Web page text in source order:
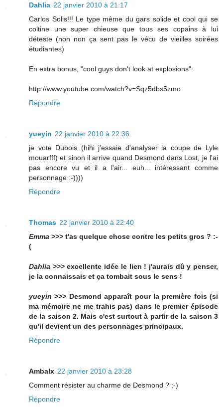
Dahlia 22 janvier 2010 à 21:17
Carlos Solis!!! Le type même du gars solide et cool qui se
coltine une super chieuse que tous ses copains à lui
déteste (non non ça sent pas le vécu de vieilles soirées
étudiantes)
En extra bonus, "cool guys don't look at explosions":
http://www.youtube.com/watch?v=Sqz5dbs5zmo
Répondre
yueyin 22 janvier 2010 à 22:36
je vote Dubois (hihi j'essaie d'analyser la coupe de Lyle
mouarfff) et sinon il arrive quand Desmond dans Lost, je l'ai
pas encore vu et il a l'air... euh... intéressant comme
personnage :-))))
Répondre
Thomas 22 janvier 2010 à 22:40
Emma >>> t'as quelque chose contre les petits gros ? :-
(
Dahlia >>> excellente idée le lien ! j'aurais dû y penser,
je la connaissais et ça tombait sous le sens !
yueyin>>> Desmond apparaît pour la première fois (si
ma mémoire ne me trahis pas) dans le premier épisode
de la saison 2. Mais c'est surtout à partir de la saison 3
qu'il devient un des personnages principaux.
Répondre
Ambalx 22 janvier 2010 à 23:28
Comment résister au charme de Desmond ? ;-)
Répondre